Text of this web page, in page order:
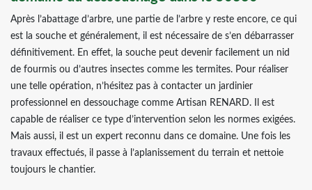
Après l’abattage d’arbre, une partie de l’arbre y reste encore, ce qui
est la souche et généralement, il est nécessaire de s’en débarrasser
définitivement. En effet, la souche peut devenir facilement un nid
de fourmis ou d’autres insectes comme les termites. Pour réaliser
une telle opération, n’hésitez pas à contacter un jardinier
professionnel en dessouchage comme Artisan RENARD. Il est
capable de réaliser ce type d’intervention selon les normes exigées.
Mais aussi, il est un expert reconnu dans ce domaine. Une fois les
travaux effectués, il passe à l’aplanissement du terrain et nettoie
toujours le chantier.